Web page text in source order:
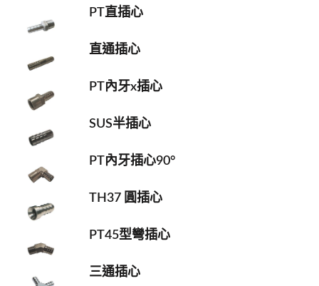
PT直插心
直通插心
PT內牙x插心
SUS半插心
PT內牙插心90°
TH37 圓插心
PT45型彎插心
三通插心